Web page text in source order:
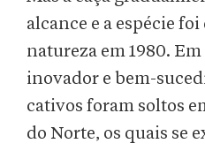
alcance e a espécie
natureza em 1980.
inovador e bem-
cativos foram soltos
do Norte, os quais se